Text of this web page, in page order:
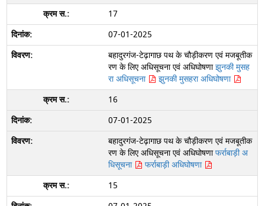
17
07-01-2025
बहादुरगंज-टेढ़ागाछ पथ के चौड़ीकरण एवं मजबूतीक
रण के लिए अधिसूचना एवं अधिघोषणाझुनकी मुसह
रा अधिसूचना
झुनकी मुसहरा अधिघोषणा
16
07-01-2025
बहादुरगंज-टेढ़ागाछ पथ के चौड़ीकरण एवं मजबूतीक
रण के लिए अधिसूचना एवं अधिघोषणाफर्राबाड़ी अ
धिसूचना
फर्राबाड़ी अधिघोषणा
15